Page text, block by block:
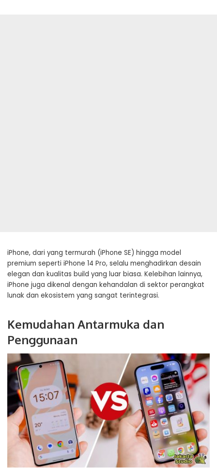
iPhone, dari yang termurah (iPhone SE) hingga model
premium seperti iPhone 14 Pro, selalu menghadirkan desain
elegan dan kualitas build yang luar biasa. Kelebihan lainnya,
iPhone juga dikenal dengan kehandalan di sektor perangkat
lunak dan ekosistem yang sangat terintegrasi.
Kemudahan Antarmuka dan
Penggunaan